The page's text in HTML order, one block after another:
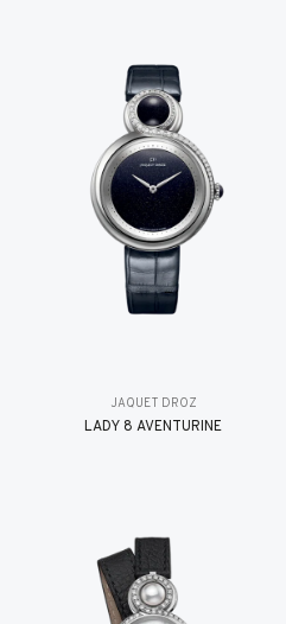
JAQUET DROZ
LADY 8 AVENTURINE